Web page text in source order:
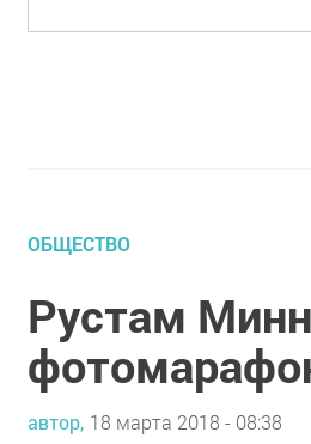
ОБЩЕСТВО
Рустам
автор, 18 марта 2018 - 08:38